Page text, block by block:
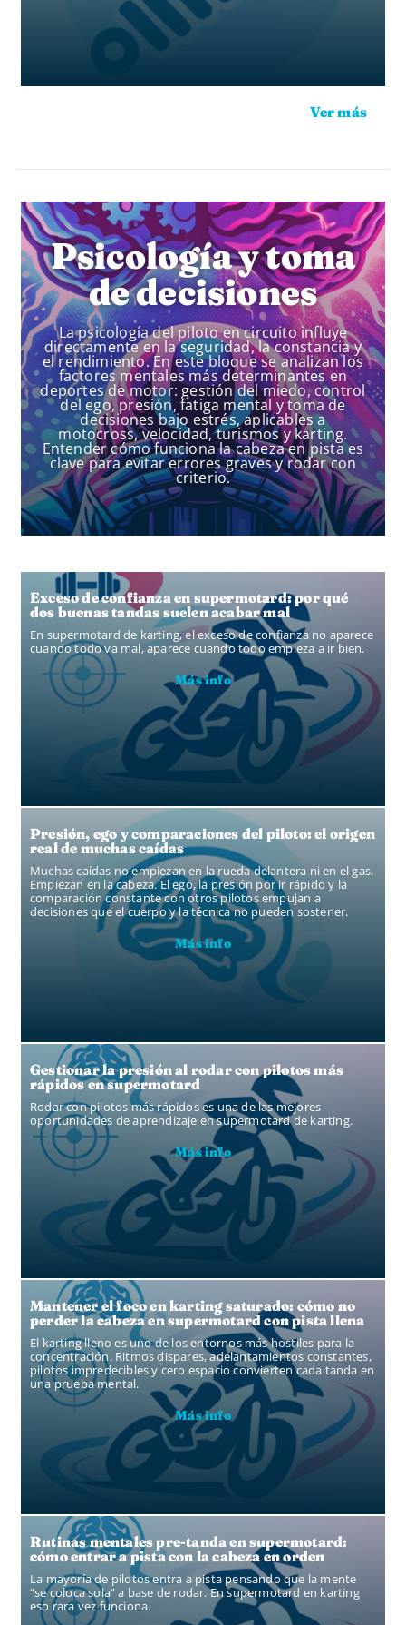
Ver más
Psicología y toma
de decisiones
La psicología del piloto en circuito influye
directamente en la seguridad, la constancia y
el rendimiento. En este bloque se analizan los
factores mentales más determinantes en
deportes de motor: gestión del miedo, control
del ego, presión, fatiga mental y toma de
decisiones bajo estrés, aplicables a
motocross, velocidad, turismos y karting.
Entender cómo funciona la cabeza en pista es
clave para evitar errores graves y rodar con
criterio.
Exceso de confianza en supermotard: por qué
dos buenas tandas suelen acabar mal
En supermotard de karting, el exceso de confianza no aparece
cuando todo va mal, aparece cuando todo empieza a ir bien.
Más info
Presión, ego y comparaciones del piloto: el origen
real de muchas caídas
Muchas caídas no empiezan en la rueda delantera ni en el gas.
Empiezan en la cabeza. El ego, la presión por ir rápido y la
comparación constante con otros pilotos empujan a
decisiones que el cuerpo y la técnica no pueden sostener.
Más info
Gestionar la presión al rodar con pilotos más
rápidos en supermotard
Rodar con pilotos más rápidos es una de las mejores
oportunidades de aprendizaje en supermotard de karting.
Más info
Mantener el foco en karting saturado: cómo no
perder la cabeza en supermotard con pista llena
El karting lleno es uno de los entornos más hostiles para la
concentración. Ritmos dispares, adelantamientos constantes,
pilotos impredecibles y cero espacio convierten cada tanda en
una prueba mental.
Más info
Rutinas mentales pre-tanda en supermotard:
cómo entrar a pista con la cabeza en orden
La mayoría de pilotos entra a pista pensando que la mente
“se coloca sola” a base de rodar. En supermotard en karting
eso rara vez funciona.